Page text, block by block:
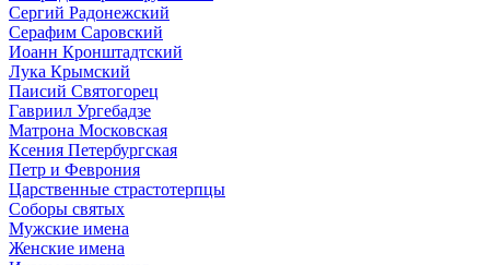
Сергий Радонежский
Серафим Саровский
Иоанн Кронштадтский
Лука Крымский
Паисий Святогорец
Гавриил Ургебадзе
Матрона Московская
Ксения Петербургская
Петр и Феврония
Царственные страстотерпцы
Соборы святых
Мужские имена
Женские имена